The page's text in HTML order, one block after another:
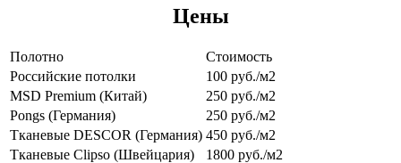
Цены
Полотно
Стоимость
Российские потолки
100 руб./м2
MSD Premium (Китай)
250 руб./м2
Pongs (Германия)
250 руб./м2
Тканевые DESCOR (Германия) 450 руб./м2
Тканевые Clipso (Швейцария)
1800 руб./м2